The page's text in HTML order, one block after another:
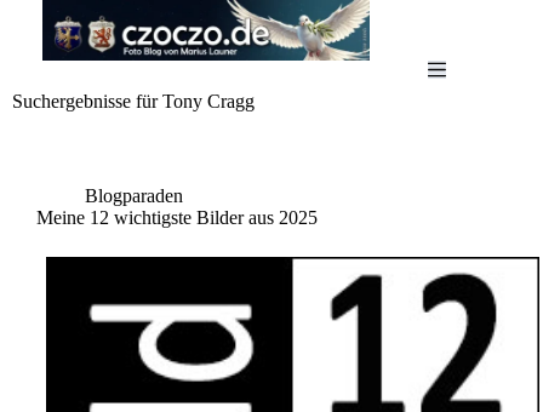
springen
Suchergebnisse für Tony Cragg
Blogparaden
Meine 12 wichtigste Bilder aus 2025